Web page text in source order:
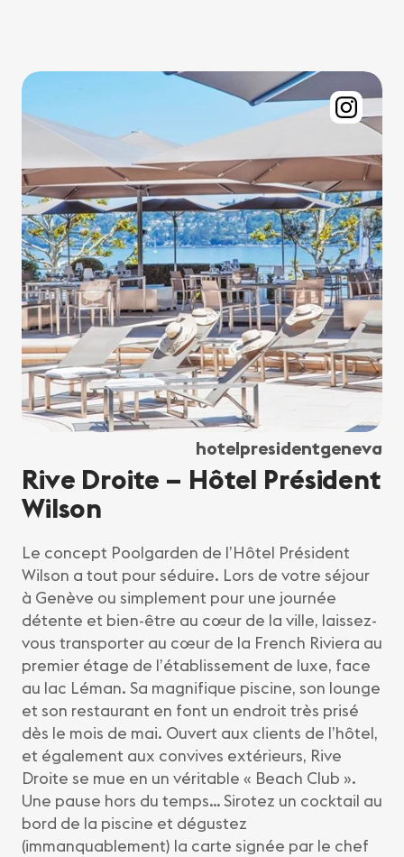
hotelpresidentgeneva
Rive Droite – Hôtel Président
Wilson
Le concept Poolgarden de l’Hôtel Président
Wilson a tout pour séduire. Lors de votre séjour
à Genève ou simplement pour une journée
détente et bien-être au cœur de la ville, laissez-
vous transporter au cœur de la French Riviera au
premier étage de l’établissement de luxe, face
au lac Léman. Sa magnifique piscine, son lounge
et son restaurant en font un endroit très prisé
dès le mois de mai. Ouvert aux clients de l’hôtel,
et également aux convives extérieurs, Rive
Droite se mue en un véritable « Beach Club ».
Une pause hors du temps… Sirotez un cocktail au
bord de la piscine et dégustez
(immanquablement) la carte signée par le chef